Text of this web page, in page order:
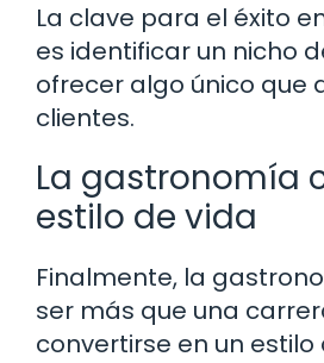
La clave para el éxito
es identificar un nicho
ofrecer algo único que
clientes.
La gastronomía
estilo de vida
Finalmente, la
ser más que una
convertirse en un estilo